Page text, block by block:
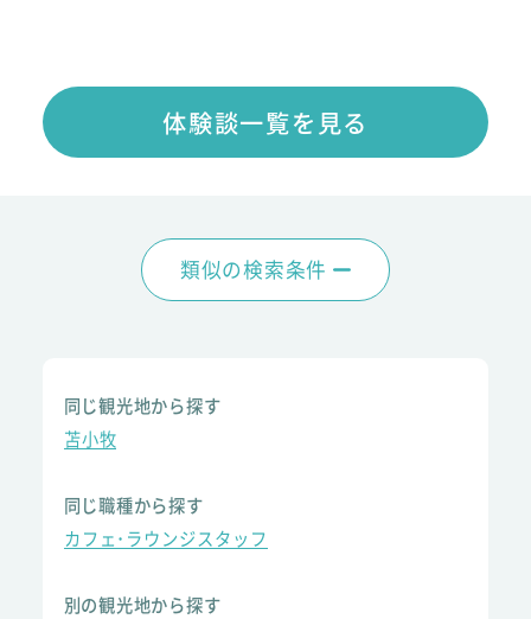
体験談一覧を見る
類似の検索条件
同じ観光地から探す
苫小牧
同じ職種から探す
カフェ･ラウンジスタッフ
別の観光地から探す